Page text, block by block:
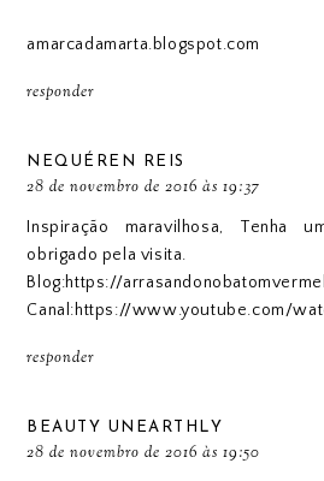
amarcadamarta.blogspot.com
responder
NEQUÉREN REIS
28 de novembro de 2016 às 19:37
Inspiração maravilhosa, Tenha
obrigado pela visita.
Blog:https://
Canal:https://www.youtube.com/
responder
BEAUTY UNEARTHLY
28 de novembro de 2016 às 19:50